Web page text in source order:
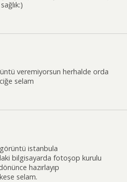
veremiyorsun herhalde orda
selam
istanbula
bilgisayarda fotoşop kurulu
hazırlayıp
selam.